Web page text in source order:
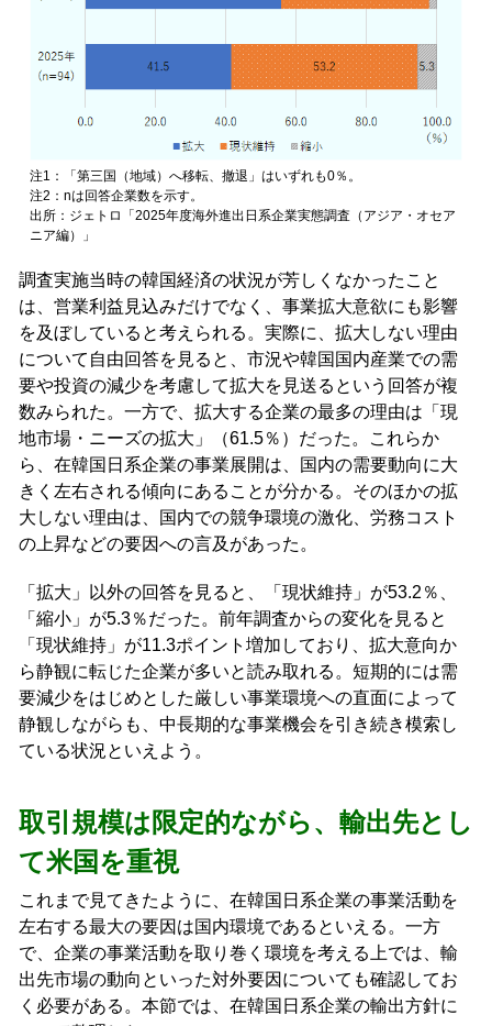
注1：「第三国（地域）へ移転、撤退」はいずれも0％。
注2：nは回答企業数を示す。
出所：ジェトロ「2025年度海外進出日系企業実態調査（アジア・オセア
ニア編）」
調査実施当時の韓国経済の状況が芳しくなかったこと
は、営業利益見込みだけでなく、事業拡大意欲にも影響
を及ぼしていると考えられる。実際に、拡大しない理由
について自由回答を見ると、市況や韓国国内産業での需
要や投資の減少を考慮して拡大を見送るという回答が複
数みられた。一方で、拡大する企業の最多の理由は「現
地市場・ニーズの拡大」（61.5％）だった。これらか
ら、在韓国日系企業の事業展開は、国内の需要動向に大
きく左右される傾向にあることが分かる。そのほかの拡
大しない理由は、国内での競争環境の激化、労務コスト
の上昇などの要因への言及があった。
「拡大」以外の回答を見ると、「現状維持」が53.2％、
「縮小」が5.3％だった。前年調査からの変化を見ると
「現状維持」が11.3ポイント増加しており、拡大意向か
ら静観に転じた企業が多いと読み取れる。短期的には需
要減少をはじめとした厳しい事業環境への直面によって
静観しながらも、中長期的な事業機会を引き続き模索し
ている状況といえよう。
取引規模は限定的ながら、輸出先とし
て米国を重視
これまで見てきたように、在韓国日系企業の事業活動を
左右する最大の要因は国内環境であるといえる。一方
で、企業の事業活動を取り巻く環境を考える上では、輸
出先市場の動向といった対外要因についても確認してお
く必要がある。本節では、在韓国日系企業の輸出方針に